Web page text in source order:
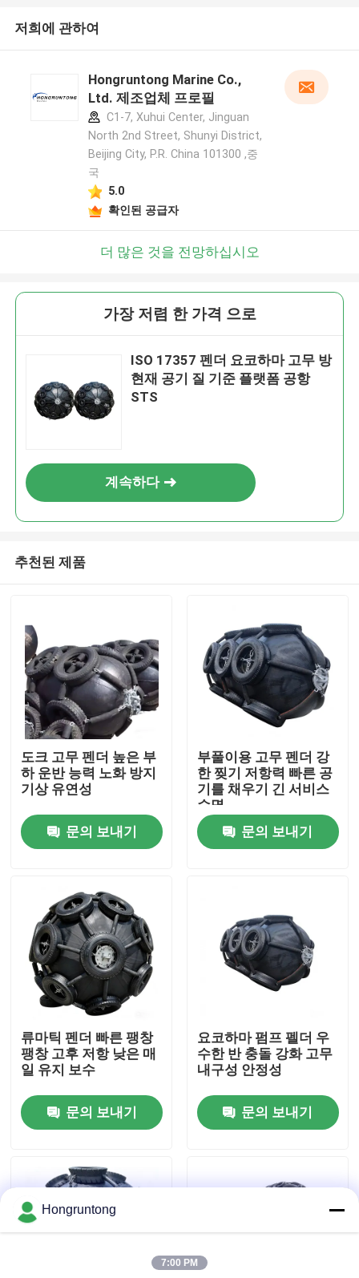
집
비디오
우리 에 관한 것
공장 투어
품질 관리
인용 을 요청 하십시오
플랫폼 고무 방현재
요코하마 고무 방현재
저희에 관하여
Hongruntong Marine Co.,
Ltd. 제조업체 프로필
C1-7, Xuhui Center, Jinguan
North 2nd Street, Shunyi District,
Beijing City, P.R. China 101300 ,중
국
5.0
확인된 공급자
더 많은 것을 전망하십시오
가장 저렴 한 가격 으로
ISO 17357 펜더 요코하마 고무 방
현재 공기 질 기준 플랫폼 공항
STS
계속하다
추천된 제품
도크 고무 펜더 높은 부
하 운반 능력 노화 방지
기상 유연성
문의 보내기
부풀이용 고무 펜더 강
한 찢기 저항력 빠른 공
기를 채우기 긴 서비스
수명
문의 보내기
류마틱 펜더 빠른 팽창
팽창 고후 저항 낮은 매
일 유지 보수
문의 보내기
요코하마 펌프 펠더 우
수한 반 충돌 강화 고무
내구성 안정성
문의 보내기
Hongruntong
7:00 PM